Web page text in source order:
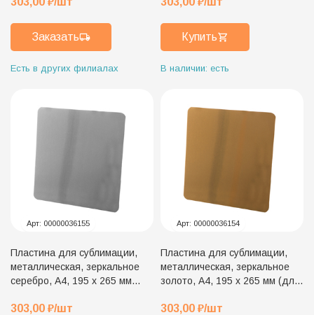
Заказать
Есть в других филиалах
Купить
В наличии: есть
Арт: 00000036155
Пластина для сублимации,
металлическая, зеркальное
серебро, А4, 195 х 265 мм
303,00 ₽/шт
Арт: 00000036154
Пластина для сублимации,
металлическая, зеркальное
золото, А4, 195 х 265 мм (для
303,00 ₽/шт